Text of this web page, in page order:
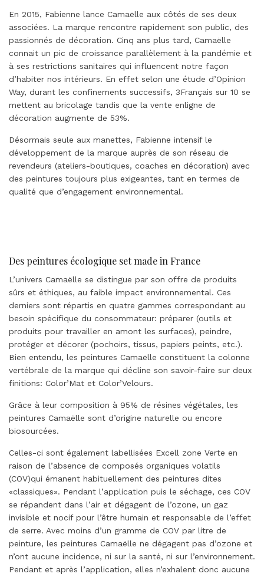
En 2015, Fabienne lance Camaëlle aux côtés de ses deux
associées. La marque rencontre rapidement son public, des
passionnés de décoration. Cinq ans plus tard, Camaëlle
connait un pic de croissance parallèlement à la pandémie et
à ses restrictions sanitaires qui influencent notre façon
d’habiter nos intérieurs. En effet selon une étude d’Opinion
Way, durant les confinements successifs, 3Français sur 10 se
mettent au bricolage tandis que la vente enligne de
décoration augmente de 53%.
Désormais seule aux manettes, Fabienne intensif le
développement de la marque auprès de son réseau de
revendeurs (ateliers-boutiques, coaches en décoration) avec
des peintures toujours plus exigeantes, tant en termes de
qualité que d’engagement environnemental.
Des peintures écologique set made in France
L’univers Camaëlle se distingue par son offre de produits
sûrs et éthiques, au faible impact environnemental. Ces
derniers sont répartis en quatre gammes correspondant au
besoin spécifique du consommateur: préparer (outils et
produits pour travailler en amont les surfaces), peindre,
protéger et décorer (pochoirs, tissus, papiers peints, etc.).
Bien entendu, les peintures Camaëlle constituent la colonne
vertébrale de la marque qui décline son savoir-faire sur deux
finitions: Color’Mat et Color’Velours.
Grâce à leur composition à 95% de résines végétales, les
peintures Camaëlle sont d’origine naturelle ou encore
biosourcées.
Celles-ci sont également labellisées Excell zone Verte en
raison de l’absence de composés organiques volatils
(COV)qui émanent habituellement des peintures dites
«classiques». Pendant l’application puis le séchage, ces COV
se répandent dans l’air et dégagent de l’ozone, un gaz
invisible et nocif pour l’être humain et responsable de l’effet
de serre. Avec moins d’un gramme de COV par litre de
peinture, les peintures Camaëlle ne dégagent pas d’ozone et
n’ont aucune incidence, ni sur la santé, ni sur l’environnement.
Pendant et après l’application, elles n’exhalent donc aucune